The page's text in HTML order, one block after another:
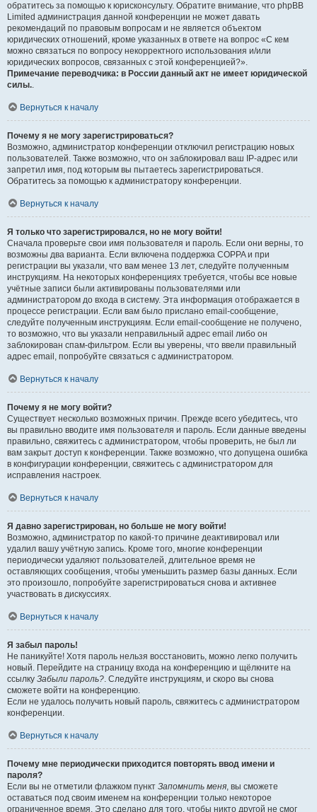
обратитесь за помощью к юрисконсульту. Обратите внимание, что phpBB
Limited администрация данной конференции не может давать
рекомендаций по правовым вопросам и не является объектом
юридических отношений, кроме указанных в ответе на вопрос «С кем
можно связаться по вопросу некорректного использования и/или
юридических вопросов, связанных с этой конференцией?».
Примечание переводчика: в России данный акт не имеет юридической
силы..
Вернуться к началу
Почему я не могу зарегистрироваться?
Возможно, администратор конференции отключил регистрацию новых
пользователей. Также возможно, что он заблокировал ваш IP-адрес или
запретил имя, под которым вы пытаетесь зарегистрироваться.
Обратитесь за помощью к администратору конференции.
Вернуться к началу
Я только что зарегистрировался, но не могу войти!
Сначала проверьте свои имя пользователя и пароль. Если они верны, то
возможны два варианта. Если включена поддержка COPPA и при
регистрации вы указали, что вам менее 13 лет, следуйте полученным
инструкциям. На некоторых конференциях требуется, чтобы все новые
учётные записи были активированы пользователями или
администратором до входа в систему. Эта информация отображается в
процессе регистрации. Если вам было прислано email-сообщение,
следуйте полученным инструкциям. Если email-сообщение не получено,
то возможно, что вы указали неправильный адрес email либо он
заблокирован спам-фильтром. Если вы уверены, что ввели правильный
адрес email, попробуйте связаться с администратором.
Вернуться к началу
Почему я не могу войти?
Существует несколько возможных причин. Прежде всего убедитесь, что
вы правильно вводите имя пользователя и пароль. Если данные введены
правильно, свяжитесь с администратором, чтобы проверить, не был ли
вам закрыт доступ к конференции. Также возможно, что допущена ошибка
в конфигурации конференции, свяжитесь с администратором для
исправления настроек.
Вернуться к началу
Я давно зарегистрирован, но больше не могу войти!
Возможно, администратор по какой-то причине деактивировал или
удалил вашу учётную запись. Кроме того, многие конференции
периодически удаляют пользователей, длительное время не
оставляющих сообщения, чтобы уменьшить размер базы данных. Если
это произошло, попробуйте зарегистрироваться снова и активнее
участвовать в дискуссиях.
Вернуться к началу
Я забыл пароль!
Не паникуйте! Хотя пароль нельзя восстановить, можно легко получить
новый. Перейдите на страницу входа на конференцию и щёлкните на
ссылку Забыли пароль?. Следуйте инструкциям, и скоро вы снова
сможете войти на конференцию.
Если не удалось получить новый пароль, свяжитесь с администратором
конференции.
Вернуться к началу
Почему мне периодически приходится повторять ввод имени и
пароля?
Если вы не отметили флажком пункт Запомнить меня, вы сможете
оставаться под своим именем на конференции только некоторое
ограниченное время. Это сделано для того, чтобы никто другой не смог